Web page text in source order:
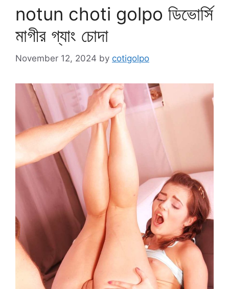
notun choti golpo ডিভোর্সি
মাগীর গ্যাং চোদা
November 12, 2024 by cotigolpo